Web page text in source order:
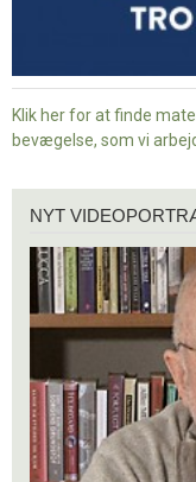
Klik her for at finde
bevægelse, som vi
videoportræt
NYT